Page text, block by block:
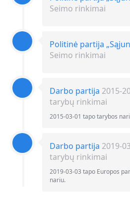
Seimo rinkimai
Politinė partija
Seimo rinkimai
Darbo partija 2015-
tarybų rinkimai
2015-03-01 tapo tarybos
Darbo partija 2019-
tarybų rinkimai
2019-03-03 tapo Europos
nariu.